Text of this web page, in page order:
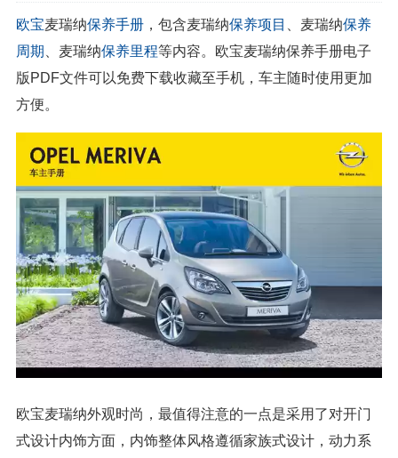
欧宝麦瑞纳保养手册 ，包含麦瑞纳保养项目 、麦瑞纳保养
周期
、麦瑞纳保养里程等内容。欧宝麦瑞纳保养手册电子
版PDF文件可以免费下载收藏至手机，车主随时使用更加
方便。
欧宝麦瑞纳外观时尚，最值得注意的一点是采用了对开门
式设计内饰方面，内饰整体风格遵循家族式设计，动力系